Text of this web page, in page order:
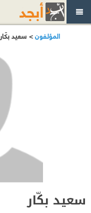
المؤلفون> سعيد بكّار
سعيد بكّار